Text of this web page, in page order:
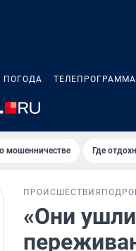
ПОГОДА ТЕЛЕПРОГРАММА
мошенничестве Где
ПРОИСШЕСТВИЯ
«Они ушли